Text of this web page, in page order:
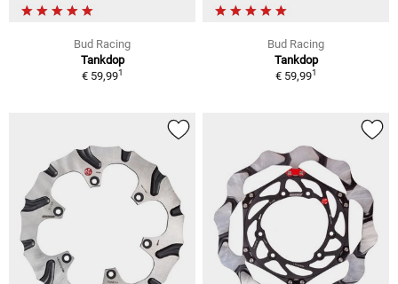
Bud Racing
Tankdop
€ 59,991
Bud Racing
Tankdop
€ 59,991